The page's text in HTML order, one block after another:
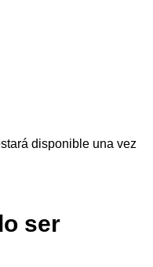
disponible una vez
ser